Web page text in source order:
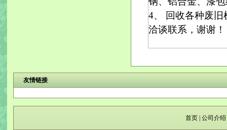
4、 回收各种废
洽谈联系，谢谢！
友情链接
首页 公司介绍